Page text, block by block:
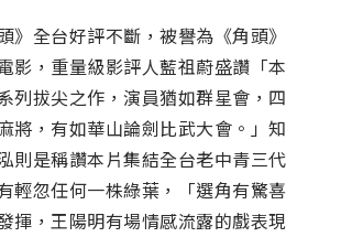
》全台好評不斷，被譽為《角頭》
影，重量級影評人藍祖蔚盛讚「本
列拔尖之作，演員猶如群星會，四
將，有如華山論劍比武大會。」知
則是稱讚本片集結全台老中青三代
輕忽任何一株綠葉，「選角有驚喜
揮，王陽明有場情感流露的戲表現